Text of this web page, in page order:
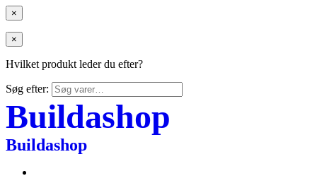
×
×
Hvilket produkt leder du efter?
Søg efter:
Buildashop
Buildashop